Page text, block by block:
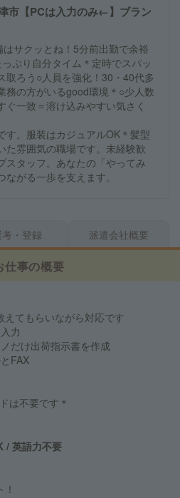
市【PCは入力のみ←】ブラン
サクッとね！5分前出勤で余裕
ぷり自分タイム＊定時でスパッ
取ろう○人員を強化！30・40代多
務の方がいるgood環境＊○少人数
一致＝溶け込みやすい気さく
す。服装はカジュアルOK＊髪型
た雰囲気の職場です。未経験歓
スタッフ。あなたの「やってみ
がる一歩を支えます。
考・登録 派遣会社概要
仕事の概要
えてもらいながら対応です
力
だけ出荷指示書を作成
FAX
は不要です＊
/ 英語力不要